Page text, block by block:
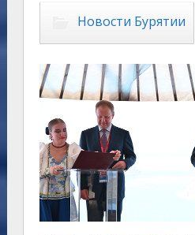
Новости Бурятии